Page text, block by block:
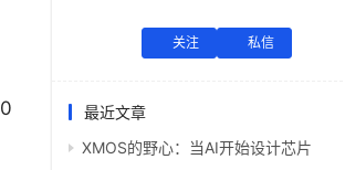
关注 私信
最近文章
XMOS的野心：当AI开始设计芯片